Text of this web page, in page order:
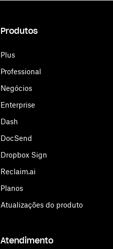
Produtos
Plus
Professional
Negócios
Enterprise
Dash
DocSend
Dropbox Sign
Reclaim.ai
Planos
Atualizações do produto
Atendimento